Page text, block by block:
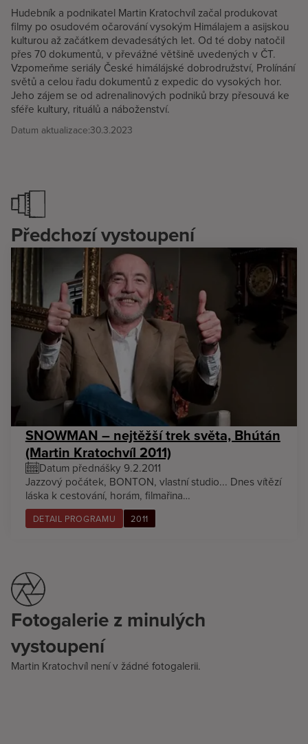
Hudebník a podnikatel Martin Kratochvíl začal produkovat
filmy po osudovém očarování vysokým Himálajem a asijskou
kulturou až začátkem devadesátých let. Od té doby natočil
přes 70 dokumentů, v převážné většině uvedených v ČT.
Vzpomeňme seriály České himálájské dobrodružství, Prolínání
světů a celou řadu dokumentů z expedic do vysokých hor.
Jeho zájem se od adrenalinových podniků brzy přesouvá ke
sféře kultury, rituálů a náboženství.
Datum aktualizace:30.3.2023
Předchozí vystoupení
SNOWMAN – nejtěžší trek světa, Bhútán
(Martin Kratochvíl 2011)
Datum přednášky 9.2.2011
Jazzový počátek, BONTON, vlastní studio... Dnes vítězí
láska k cestování, horám, filmařina…
DETAIL PROGRAMU 2011
Fotogalerie z minulých
vystoupení
Martin Kratochvíl není v žádné fotogalerii.